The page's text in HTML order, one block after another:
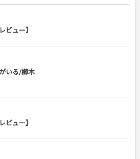
ビュー】
いる/櫛木
ビュー】